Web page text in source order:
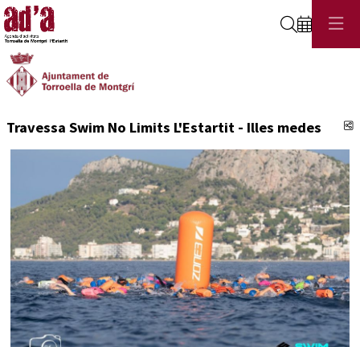
Cerca
Travessa Swim No Limits L'Estartit - Illes medes